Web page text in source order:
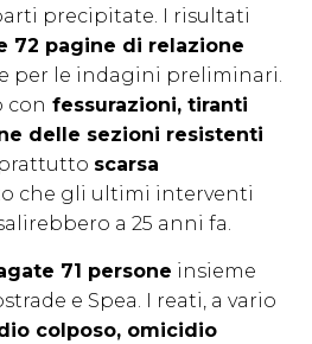
precipitate. I risultati
72 pagine di relazione
per le indagini preliminari.
con fessurazioni, tiranti
delle sezioni resistenti
scarsa
che gli ultimi interventi
a 25 anni fa.
71 persone insieme
e Spea. I reati, a vario
colposo, omicidio